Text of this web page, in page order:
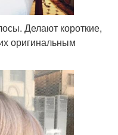
Делают короткие,
оригинальным